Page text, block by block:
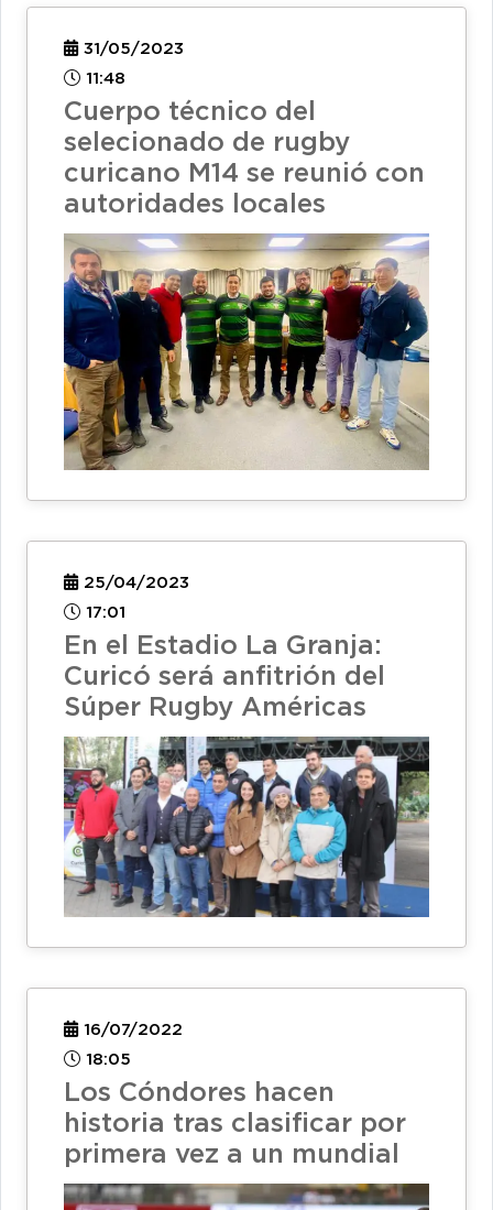
31/05/2023
11:48
Cuerpo técnico del
selecionado de rugby
curicano M14 se reunió con
autoridades locales
25/04/2023
17:01
En el Estadio La Granja:
Curicó será anfitrión del
Súper Rugby Américas
16/07/2022
18:05
Los Cóndores hacen
historia tras clasificar por
primera vez a un mundial